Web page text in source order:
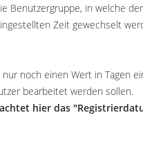
Benutzergruppe, in welche
Zeit gewechselt
noch einen Wert in Tagen
bearbeitet werden sollen.
hier das